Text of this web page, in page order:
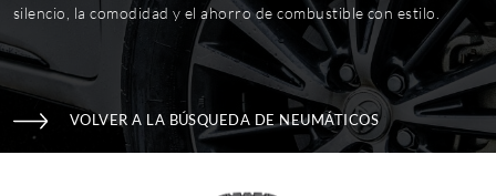
silencio, la comodidad y el ahorro de combustible con estilo.
VOLVER A LA BÚSQUEDA DE NEUMÁTICOS